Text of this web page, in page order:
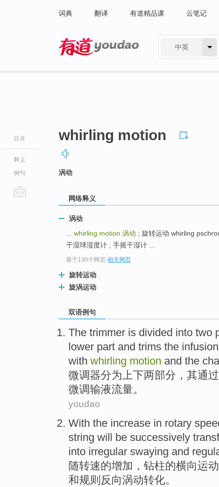
词典 翻译 有道精品课 云笔记
中英
目录
释义
例句
whirling motion
涡动
网络释义
涡动
whirling motion 涡动 ; 旋转运动 whirling
干湿球湿度计 ; 手摇干湿计 ...
基于130个网页-相关网页
旋转运动
旋涡运动
双语例句
The trimmer is divided into two
lower part and trims the infusion
with whirling motion and the
微调器分为上下两部分 ， 其通过
微调输液流量。
youdao
With the increase in rotary
string will be successively
into irregular swaying and
随转速的增加 ， 钻柱的横向运动
和规则 反向涡动转化。